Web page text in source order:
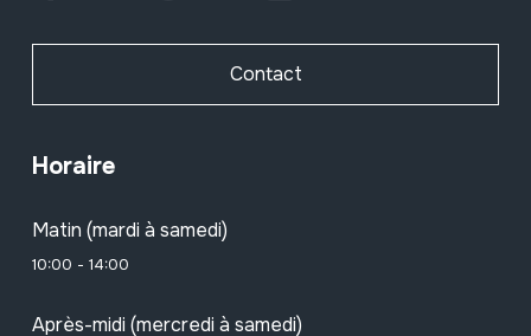
Contact
Horaire
Matin (mardi à samedi)
10:00 - 14:00
Après-midi (mercredi à samedi)